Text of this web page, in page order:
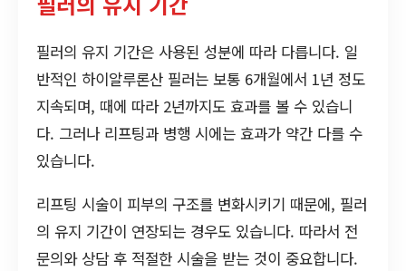
필러의 유지 기간은 사용된 성분에 따라 다릅니다. 일
반적인 하이알루론산 필러는 보통 6개월에서 1년 정도
지속되며, 때에 따라 2년까지도 효과를 볼 수 있습니
다. 그러나 리프팅과 병행 시에는 효과가 약간 다를 수
있습니다.
리프팅 시술이 피부의 구조를 변화시키기 때문에, 필러
의 유지 기간이 연장되는 경우도 있습니다. 따라서 전
문의와 상담 후 적절한 시술을 받는 것이 중요합니다.